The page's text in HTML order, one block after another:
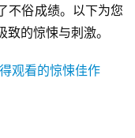
不俗成绩。以下为您
的惊悚与刺激。